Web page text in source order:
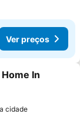
Ver preços
favoritos
In
cidade